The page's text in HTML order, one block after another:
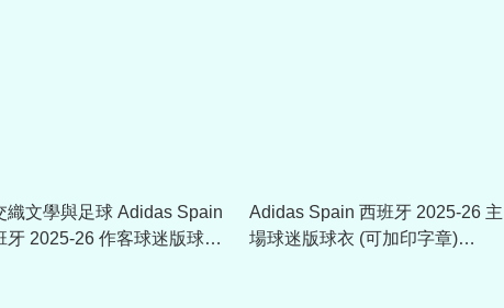
織文學與足球 Adidas Spain
牙 2025-26 作客球迷版球衣
Adidas Spain 西班牙 2025-26 主
場球迷版球衣 (可加印字章)